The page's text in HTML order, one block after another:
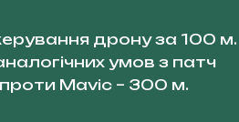
дрону за 100 м.
умов з патч
Mavic – 300 м.